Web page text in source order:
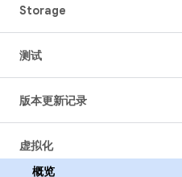
Storage
测试
版本更新记录
虚拟化
概览